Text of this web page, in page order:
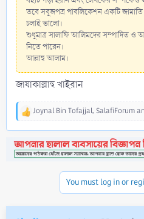
তবে সবুজপত্র পাবলিকেশন একটি জামাতি
চলাই ভালো।
শুধুমাত্র সালাফি আলিমদের সম্পাদিত
নিতে পারেন।
আল্লাহু আলাম।
জাযাকাল্লাহু খাইরান
R
c
t
s
Joynal Bin Tofajjal, SalafiForum
You must log in or